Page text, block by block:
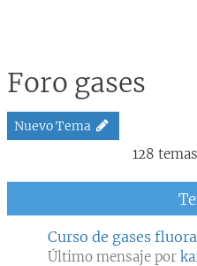
Foro gases
Nuevo Tema
128 temas
Curso de gases
Último mensaje por